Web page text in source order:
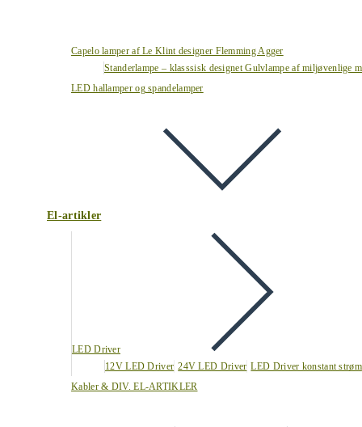
Capelo lamper af Le Klint designer Flemming Agger
Standerlampe – klasssisk designet Gulvlampe af miljøvenlige
LED hallamper og spandelamper
El-artikler
LED Driver
12V LED Driver 24V LED Driver LED Driver konstant strøm
Kabler & DIV. EL-ARTIKLER